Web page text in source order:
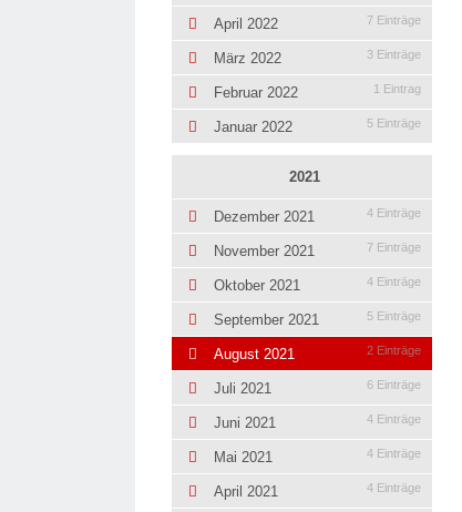
April 2022 7 Einträge
März 2022 3 Einträge
Februar 2022 1 Eintrag
Januar 2022 5 Einträge
2021
Dezember 2021 4 Einträge
November 2021 7 Einträge
Oktober 2021 4 Einträge
September 2021 5 Einträge
August 2021 2 Einträge
Juli 2021 6 Einträge
Juni 2021 4 Einträge
Mai 2021 4 Einträge
April 2021 4 Einträge